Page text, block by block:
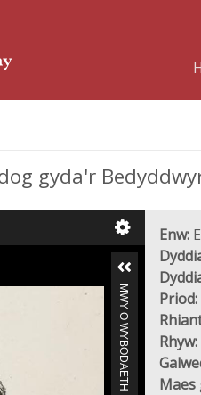
gyda'r
MWY O WYBODAETH
Enw:
Priod:
Rhyw:
Maes